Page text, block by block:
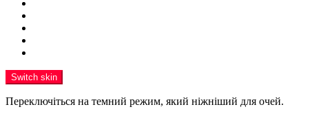
Switch skin
Переключіться на темний режим, який ніжніший для очей.